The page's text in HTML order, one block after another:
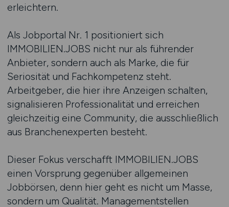
erleichtern.
Als Jobportal Nr. 1 positioniert sich
IMMOBILIEN.JOBS nicht nur als führender
Anbieter, sondern auch als Marke, die für
Seriosität und Fachkompetenz steht.
Arbeitgeber, die hier ihre Anzeigen schalten,
signalisieren Professionalität und erreichen
gleichzeitig eine Community, die ausschließlich
aus Branchenexperten besteht.
Dieser Fokus verschafft IMMOBILIEN.JOBS
einen Vorsprung gegenüber allgemeinen
Jobbörsen, denn hier geht es nicht um Masse,
sondern um Qualität. Managementstellen